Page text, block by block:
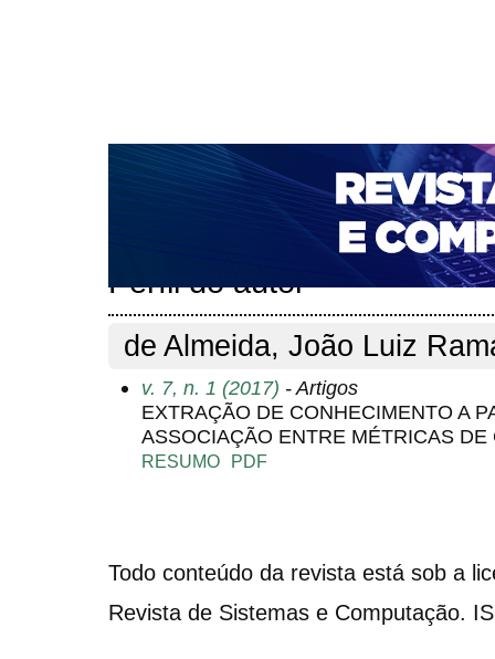
CAPA SOBRE ACESSO CADASTRO
NOTÍCIAS
PORTAL DE REVISTAS DA UNIFACS
PARA AVALIADORES
NOVA SUBMISSÃO
Perfil do autor
de Almeida, João Luiz
v. 7, n. 1 (2017) - Artigos
EXTRAÇÃO DE CONHECIMENTO A
ASSOCIAÇÃO ENTRE MÉTRICAS DE
RESUMO PDF
Todo conteúdo da revista está sob a
Revista de Sistemas e Computação.